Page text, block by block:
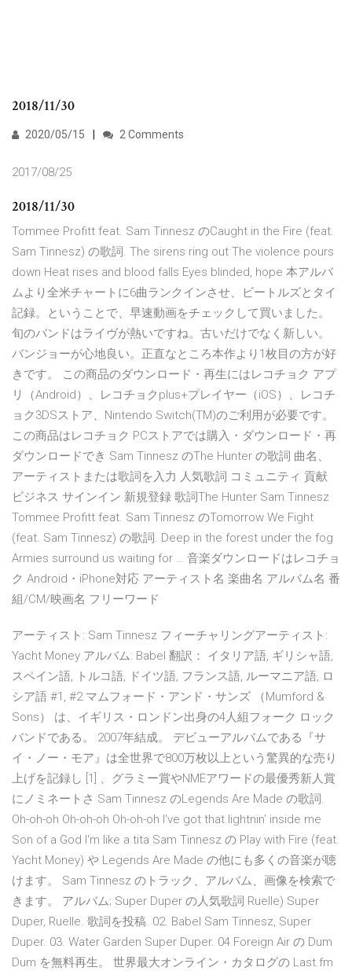
2018/11/30
2020/05/15 2 Comments
2017/08/25
2018/11/30
Tommee Profitt feat. Sam Tinnesz のCaught in the Fire (feat.
Sam Tinnesz) の歌詞. The sirens ring out The violence pours
down Heat rises and blood falls Eyes blinded, hope 本アルバ
ムより全米チャートに6曲ランクインさせ、ビートルズとタイ
記録。ということで、早速動画をチェックして買いました。
旬のバンドはライヴが熱いですね。古いだけでなく新しい。
バンジョーが心地良い。正直なところ本作より1枚目の方が好
きです。 この商品のダウンロード・再生にはレコチョク アプ
リ（Android）、レコチョクplus+プレイヤー（iOS）、レコチ
ョク3DSストア、Nintendo Switch(TM)のご利用が必要です。
この商品はレコチョク PCストアでは購入・ダウンロード・再
ダウンロードでき Sam Tinnesz のThe Hunter の歌詞 曲名、
アーティストまたは歌詞を入力 人気歌詞 コミュニティ 貢献
ビジネス サインイン 新規登録 歌詞The Hunter Sam Tinnesz
Tommee Profitt feat. Sam Tinnesz のTomorrow We Fight
(feat. Sam Tinnesz) の歌詞. Deep in the forest under the fog
Armies surround us waiting for … 音楽ダウンロードはレコチョ
ク Android・iPhone対応 アーティスト名 楽曲名 アルバム名 番
組/CM/映画名 フリーワード
アーティスト: Sam Tinnesz フィーチャリングアーティスト:
Yacht Money アルバム: Babel 翻訳： イタリア語, ギリシャ語,
スペイン語, トルコ語, ドイツ語, フランス語, ルーマニア語, ロ
シア語 #1, #2 マムフォード・アンド・サンズ （Mumford &
Sons） は、イギリス・ロンドン出身の4人組フォーク ロック
バンドである。 2007年結成。 デビューアルバムである『サ
イ・ノー・モア』は全世界で800万枚以上という驚異的な売り
上げを記録し [1] 、グラミー賞やNMEアワードの最優秀新人賞
にノミネートさ Sam Tinnesz のLegends Are Made の歌詞.
Oh-oh-oh Oh-oh-oh Oh-oh-oh I've got that lightnin' inside me
Son of a God I'm like a tita Sam Tinnesz の Play with Fire (feat.
Yacht Money) や Legends Are Made の他にも多くの音楽が聴
けます。 Sam Tinnesz のトラック、アルバム、画像を検索で
きます。 アルバム; Super Duper の人気歌詞 Ruelle) Super
Duper, Ruelle. 歌詞を投稿. 02. Babel Sam Tinnesz, Super
Duper. 03. Water Garden Super Duper. 04 Foreign Air の Dum
Dum を無料再生。 世界最大オンライン・カタログの Last.fm